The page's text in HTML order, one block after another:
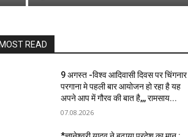
MOST READ
9 अगस्त -विश्व आदिवासी दिवस पर चिंगनार
परगाना मे पहली बार आयोजन हो रहा है यह
अपने आप में गौरव की बात है,,, रामसाय...
07.08.2026